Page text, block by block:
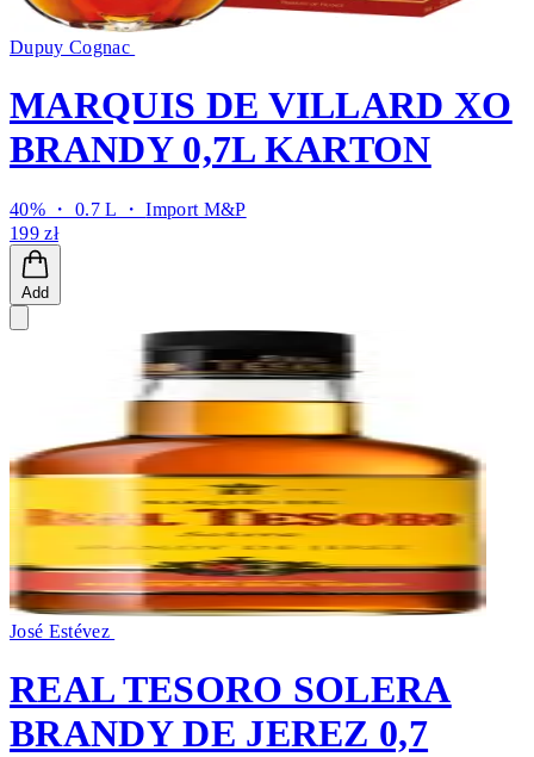
Dupuy Cognac
MARQUIS DE VILLARD XO
BRANDY 0,7L KARTON
40% ・ 0.7 L ・Import M&P
199 zł
Add
José Estévez
REAL TESORO SOLERA
BRANDY DE JEREZ 0,7